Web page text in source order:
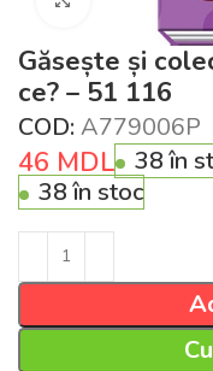
Găsește și
ce? – 51 116
COD: А779006Р
46 MDL
38 în
38 în stoc